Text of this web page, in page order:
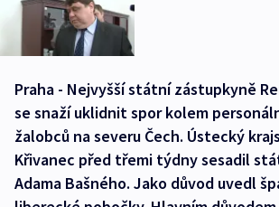
Praha - Nejvyšší státní zástupkyně
se snaží uklidnit spor kolem
žalobců na severu Čech. Ústecký
Křivanec před třemi týdny sesadil
Adama Bašného. Jako důvod uvedl